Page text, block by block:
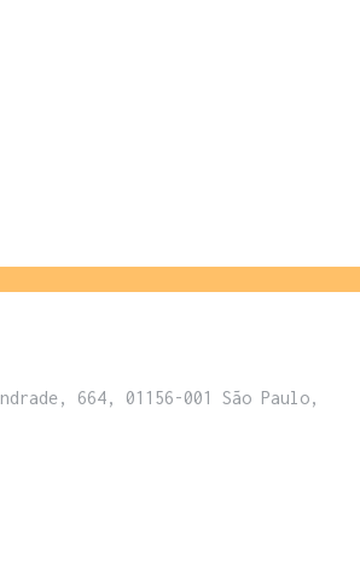
664, 01156-001 São Paulo,